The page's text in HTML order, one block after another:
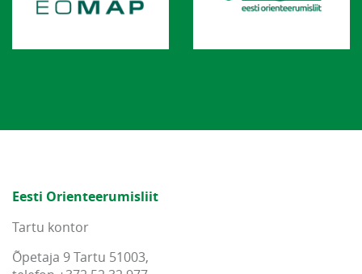
Eesti Orienteerumisliit
Tartu kontor
Õpetaja 9 Tartu 51003,